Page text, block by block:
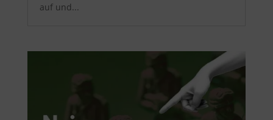
auf und...